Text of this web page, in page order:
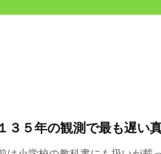
３５年の観測で最も遅い